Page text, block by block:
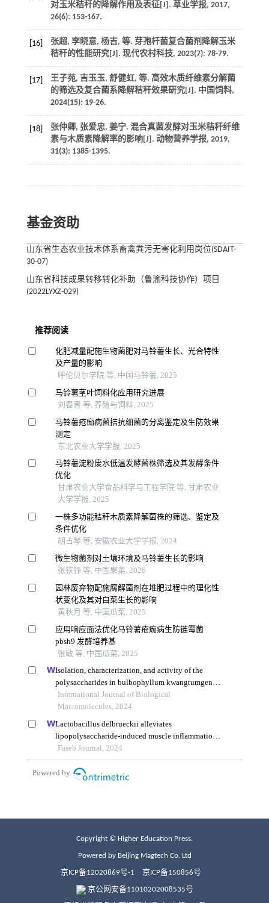
对玉米秸秆的降解作用及表征[J]. 草业学报, 2017,
26(6): 153-167.
[16] 张超, 李晓意, 杨吉, 等. 芽孢杆菌复合菌剂降解玉米
秸秆的性能研究[J]. 现代农村科技, 2023(7): 78-79.
[17] 王子苑, 吉玉玉, 舒健虹, 等. 高效木质纤维素分解菌
的筛选及复合菌系降解秸秆效果研究[J]. 中国饲料,
2024(15): 19-26.
[18]
张仲卿, 张爱忠, 姜宁. 混合真菌发酵对玉米秸秆纤维
素与木质素降解率的影响[J]. 动物营养学报, 2019,
31(3): 1385-1395.
基金资助
山东省生态农业技术体系畜禽粪污无害化利用岗位(SDAIT-
30-07)
山东省科技成果转移转化补助（鲁渝科技协作）项目
(2022LYXZ-029)
Copyright © Higher Education Press.
Powered by Beijing Magtech Co. Ltd
京ICP备12020869号-1 京ICP备150856号
京公网安备11010202008535号